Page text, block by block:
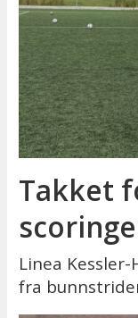
Takket
Linea
fra